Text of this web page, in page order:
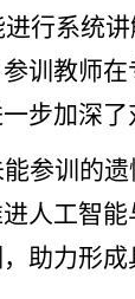
行系统
训教师
步加深了
参训的
人工智能
助力形